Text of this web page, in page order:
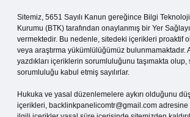
Sitemiz, 5651 Sayılı Kanun gereğince Bilgi
Kurumu (BTK) tarafından onaylanmış bir Yer
vermektedir. Bu nedenle, sitedeki içerikleri proaktif
veya araştırma yükümlülüğümüz bulunmamaktadır.
yazdıkları içeriklerin sorumluluğunu taşımakta
sorumluluğu kabul etmiş sayılırlar.
Hukuka ve yasal düzenlemelere aykırı olduğunu
içerikleri, backlinkpanelicomtr@gmail.com adresine